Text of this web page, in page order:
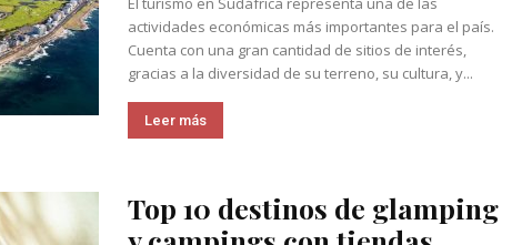
actividades económicas más importantes para el país.
Cuenta con una gran cantidad de sitios de interés,
gracias a la diversidad de su terreno, su cultura, y...
Leer más
Top 10 destinos de glamping